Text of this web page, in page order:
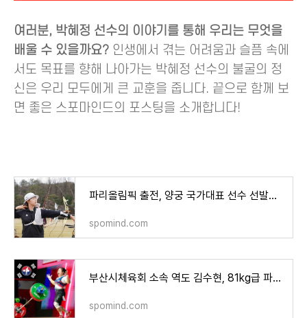
여러분, 박혜정 선수의 이야기를 통해 우리는 무엇을
배울 수 있을까요? 인생에서 겪는 어려움과 슬픔 속에
서도 목표를 향해 나아가는 박혜정 선수의 불굴의 정
신은 우리 모두에게 큰 교훈을 줍니다. 끝으로 함께 보
면 좋은 스포마인드의 포스팅을 소개합니다!
파리올림픽 출전, 양궁 국가대표 선수 선발자 명단 확정!
spomind.com
부산시체육회 소속 역도 김수현, 81kg급 파리올림픽 출전권 획득!
spomind.com